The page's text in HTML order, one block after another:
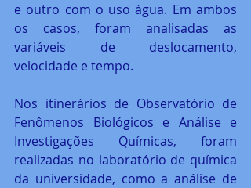
e outro com o uso água. Em ambos
os casos, foram analisadas as
variáveis de deslocamento,
velocidade e tempo.
Nos itinerários de Observatório de
Fenômenos Biológicos e Análise e
Investigações Químicas, foram
realizadas no laboratório de química
da universidade, como a análise de